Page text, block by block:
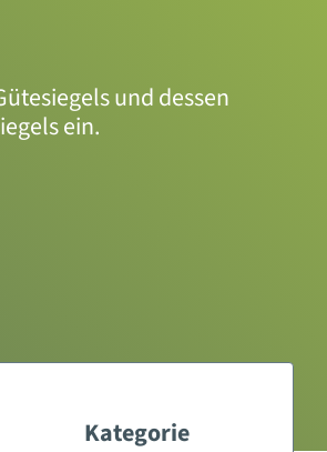
und dessen
ein.
Kategorie